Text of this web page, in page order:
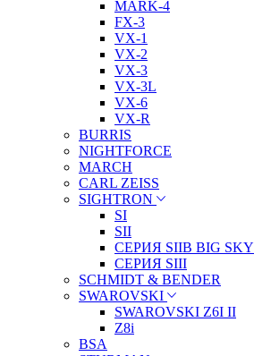
MARK-4
FX-3
VX-1
VX-2
VX-3
VX-3L
VX-6
VX-R
BURRIS
NIGHTFORCE
MARCH
CARL ZEISS
SIGHTRON
SI
SII
СЕРИЯ SIIB BIG SKY
СЕРИЯ SIII
SCHMIDT & BENDER
SWAROVSKI
SWAROVSKI Z6I II
Z8i
BSA